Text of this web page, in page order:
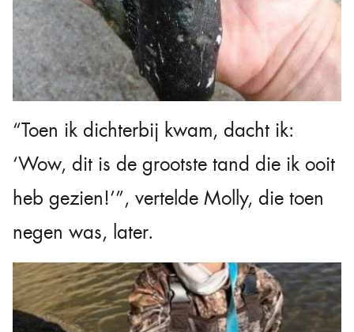
Binnen een halfuur zag Molly, toen kniediep in het water,
iets opmerkelijks.
“Toen ik dichterbij kwam, dacht ik:
‘Wow, dit is de grootste tand die ik ooit
heb gezien!’”, vertelde Molly, die toen
negen was, later.